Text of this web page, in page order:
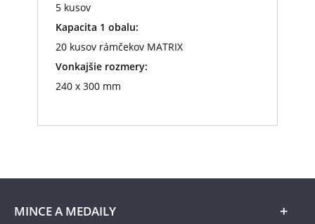
5 kusov
Kapacita 1 obalu:
20 kusov rámčekov MATRIX
Vonkajšie rozmery:
240 x 300 mm
MINCE A MEDAILY